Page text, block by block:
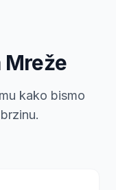
Mreže
kako bismo